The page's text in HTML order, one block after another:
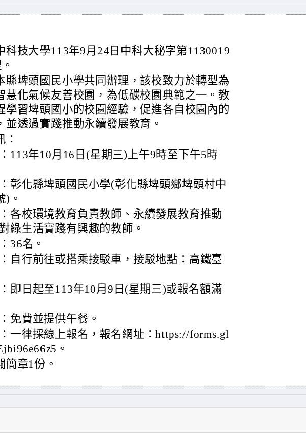
科技大學113年9月24日中科大秘字第1130019
縣埤頭國民小學共同辦理，該校致力於轉型為
慧化氣候友善校園，為低碳校園典範之一。教
學習埤頭國小的校園經驗，促進各自校園內的
並透過實踐推動永續發展教育。
：
113年10月16日(星期三)上午9時至下午5時
彰化縣埤頭國民小學(彰化縣埤頭鄉埤頭村中
)。
各校環境教育負責教師、永續發展教育推動
綠生活實踐有興趣的教師。
36名。
自行前往或搭乘接駁車，接駁地點：高鐵臺
即日起至113年10月9日(星期三)或報名額滿
免費並提供午餐。
一律採線上報名，報名網址：https://forms.gl
。
簡章1份。